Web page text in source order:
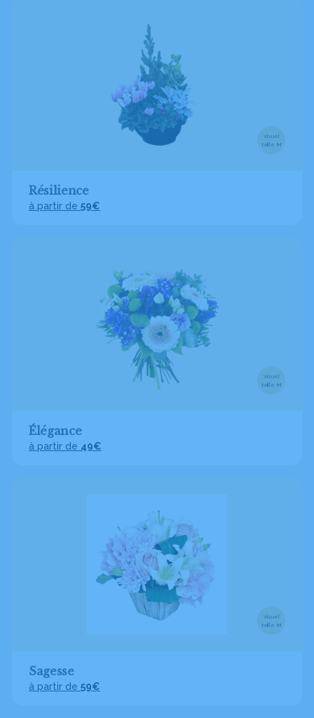
Visuel
taille M
Résilience
à partir de 59€
Visuel
taille M
Élégance
à partir de 49€
Visuel
taille M
Sagesse
à partir de 59€